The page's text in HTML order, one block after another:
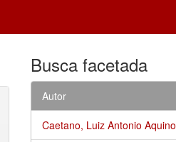
Busca facetada
Autor
Caetano, Luiz Antonio Aquino